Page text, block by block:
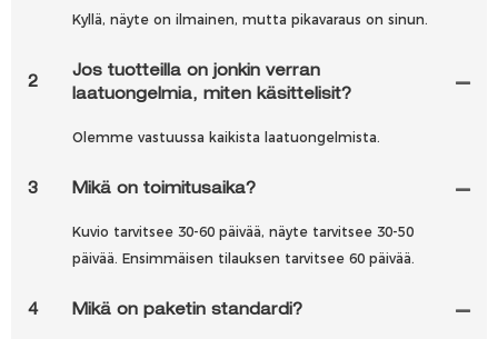
Kyllä, näyte on ilmainen, mutta pikavaraus on sinun.
2
Jos tuotteilla on jonkin verran
laatuongelmia, miten käsittelisit?
Olemme vastuussa kaikista laatuongelmista.
3 Mikä on toimitusaika?
Kuvio tarvitsee 30-60 päivää, näyte tarvitsee 30-50
päivää. Ensimmäisen tilauksen tarvitsee 60 päivää.
4 Mikä on paketin standardi?